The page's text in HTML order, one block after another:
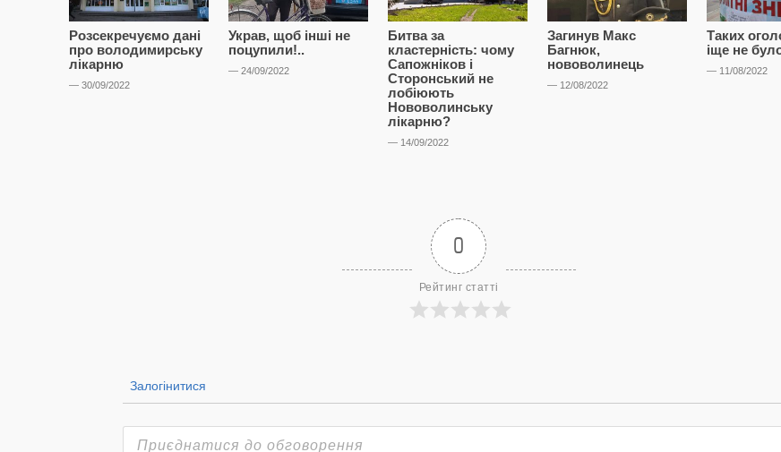
Розсекречуємо дані
про володимирську
лікарню
— 30/09/2022
Украв, щоб інші не
поцупили!..
— 24/09/2022
Битва за
кластерність: чому
Сапожніков і
Сторонський не
лобіюють
Нововолинську
лікарню?
— 14/09/2022
Загинув Макс
Багнюк,
нововолинець
— 12/08/2022
Таких
іще не
— 11/08/2022
0
Рейтинг статті
Залогінитися